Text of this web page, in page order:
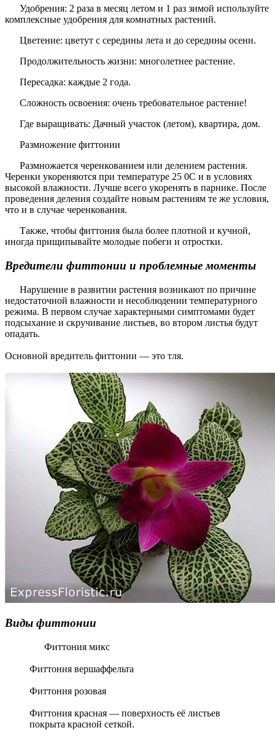
Удобрения: 2 раза в месяц летом и 1 раз зимой используйте
комплексные удобрения для комнатных растений.
Цветение: цветут с середины лета и до середины осени.
Продолжительность жизни: многолетнее растение.
Пересадка: каждые 2 года.
Сложность освоения: очень требовательное растение!
Где выращивать: Дачный участок (летом), квартира, дом.
Размножение фиттонии
Размножается черенкованием или делением растения.
Черенки укореняются при температуре 25 0С и в условиях
высокой влажности. Лучше всего укоренять в парнике. После
проведения деления создайте новым растениям те же условия,
что и в случае черенкования.
Также, чтобы фиттония была более плотной и кучной,
иногда прищипывайте молодые побеги и отростки.
Вредители фиттонии и проблемные моменты
Нарушение в развитии растения возникают по причине
недостаточной влажности и несоблюдении температурного
режима. В первом случае характерными симптомами будет
подсыхание и скручивание листьев, во втором листья будут
опадать.
Основной вредитель фиттонии — это тля.
Виды фиттонии
Фиттония микс
Фиттония вершаффельта
Фиттония розовая
Фиттония красная — поверхность её листьев
покрыта красной сеткой.